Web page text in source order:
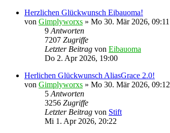
Herzlichen Glückwunsch Eibauoma!
von Gimplyworxs » Mo 30. Mär 2026, 09:11
9 Antworten
7207 Zugriffe
Letzter Beitrag von Eibauoma
Do 2. Apr 2026, 19:00
Herlichen Glückwunsch AliasGrace 2.0!
von Gimplyworxs » Mo 30. Mär 2026, 09:12
5 Antworten
3256 Zugriffe
Letzter Beitrag von Stift
Mi 1. Apr 2026, 20:22